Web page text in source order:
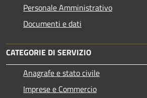
Personale Amministrativo
Documenti e dati
CATEGORIE DI SERVIZIO
Anagrafe e stato civile
Imprese e Commercio